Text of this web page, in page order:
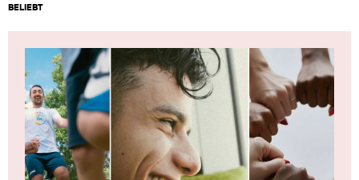
BELIEBT